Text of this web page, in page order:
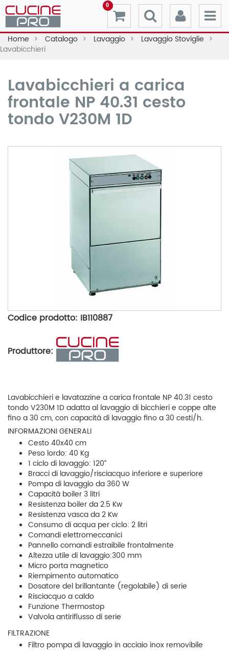
0
Home Catalogo Lavaggio
Lavaggio Stoviglie
Lavabicchieri
Lavabicchieri a carica
frontale NP 40.31 cesto
tondo V230M 1D
Codice prodotto: IB110887
Produttore:
Lavabicchieri e lavatazzine a carica frontale NP 40.31 cesto
tondo V230M 1D adatta al lavaggio di bicchieri e coppe alte
fino a 30 cm, con capacità di lavaggio fino a 30 cesti/h.
INFORMAZIONI GENERALI
Cesto 40x40 cm
Peso lordo: 40 Kg
1 ciclo di lavaggio: 120”
Bracci di lavaggio/risciacquo inferiore e superiore
Pompa di lavaggio da 360 W
Capacità boiler 3 litri
Resistenza boiler da 2.5 Kw
Resistenza vasca da 2 Kw
Consumo di acqua per ciclo: 2 litri
Comandi elettromeccanici
Pannello comandi estraibile frontalmente
Altezza utile di lavaggio:300 mm
Micro porta magnetico
Riempimento automatico
Dosatore del brillantante (regolabile) di serie
Risciacquo a caldo
Funzione Thermostop
Valvola antiriflusso di serie
FILTRAZIONE
Filtro pompa di lavaggio in acciaio inox removibile